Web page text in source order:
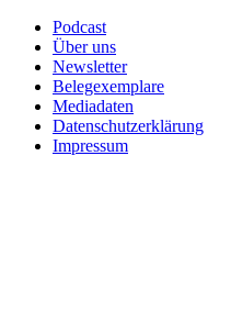
Podcast
Über uns
Newsletter
Belegexemplare
Mediadaten
Datenschutzerklärung
Impressum